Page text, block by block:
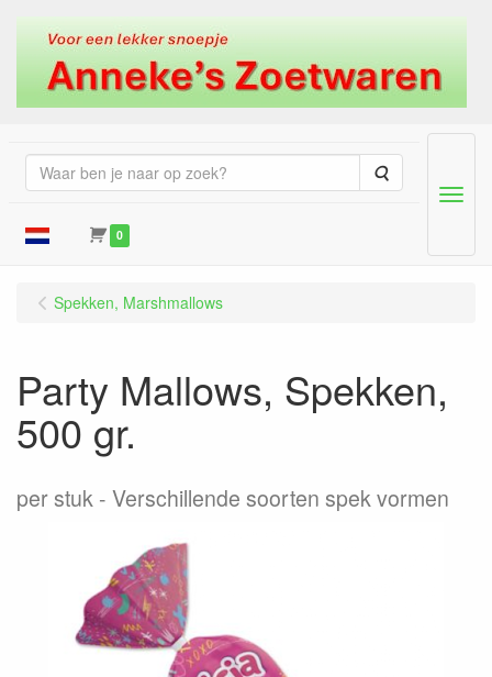
Zoeken
0
Menu
Spekken, Marshmallows
Party Mallows, Spekken,
500 gr.
per stuk Verschillende soorten spek vormen